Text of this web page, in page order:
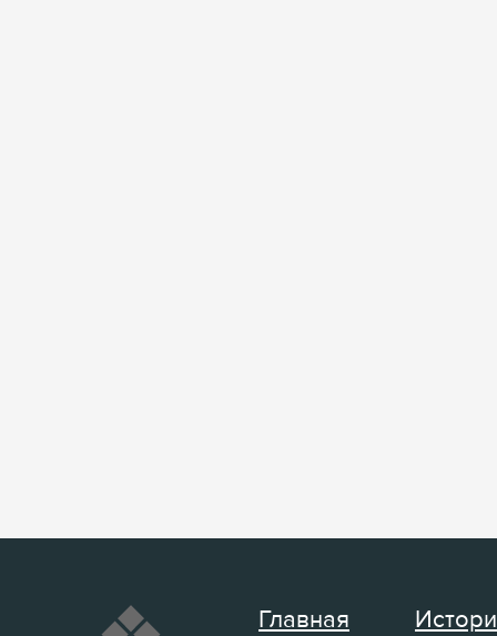
Главная